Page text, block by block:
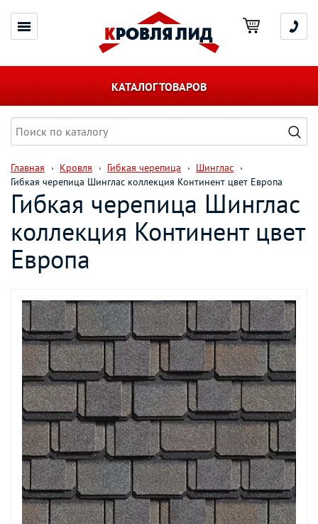
КАТАЛОГ ТОВАРОВ
Главная Кровля Гибкая черепица
Шинглас
Гибкая черепица Шинглас коллекция Континент цвет Европа
Гибкая черепица Шинглас
коллекция Континент цвет
Европа